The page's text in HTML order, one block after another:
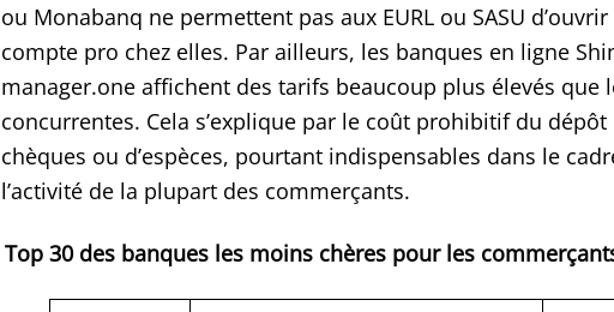
ou Monabanq ne permettent pas aux EURL ou SASU d’ouvrir
compte pro chez elles. Par ailleurs, les banques en ligne
manager.one affichent des tarifs beaucoup plus élevés que
concurrentes. Cela s’explique par le coût prohibitif du dépôt
chèques ou d’espèces, pourtant indispensables dans le
l’activité de la plupart des commerçants.
Top 30 des banques les moins chères pour les